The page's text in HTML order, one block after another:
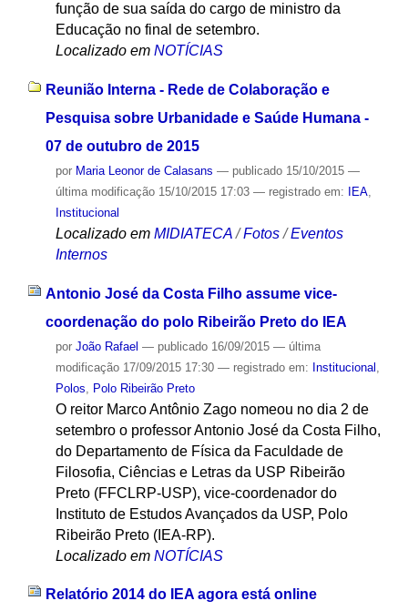
função de sua saída do cargo de ministro da
Educação no final de setembro.
Localizado em NOTÍCIAS
Reunião Interna - Rede de Colaboração e
Pesquisa sobre Urbanidade e Saúde Humana -
07 de outubro de 2015
por Maria Leonor de Calasans — publicado15/10/2015 —
última modificação15/10/2015 17:03 — registrado em: IEA,
Institucional
Localizado em MIDIATECA /Fotos /Eventos
Internos
Antonio José da Costa Filho assume vice-
coordenação do polo Ribeirão Preto do IEA
por João Rafael — publicado16/09/2015 — última
modificação17/09/2015 17:30 — registrado em: Institucional
Polos
Polo Ribeirão Preto
O reitor Marco Antônio Zago nomeou no dia 2 de
setembro o professor Antonio José da Costa Filho,
do Departamento de Física da Faculdade de
Filosofia, Ciências e Letras da USP Ribeirão
Preto (FFCLRP-USP), vice-coordenador do
Instituto de Estudos Avançados da USP, Polo
Ribeirão Preto (IEA-RP).
Localizado em NOTÍCIAS
Relatório 2014 do IEA agora está online